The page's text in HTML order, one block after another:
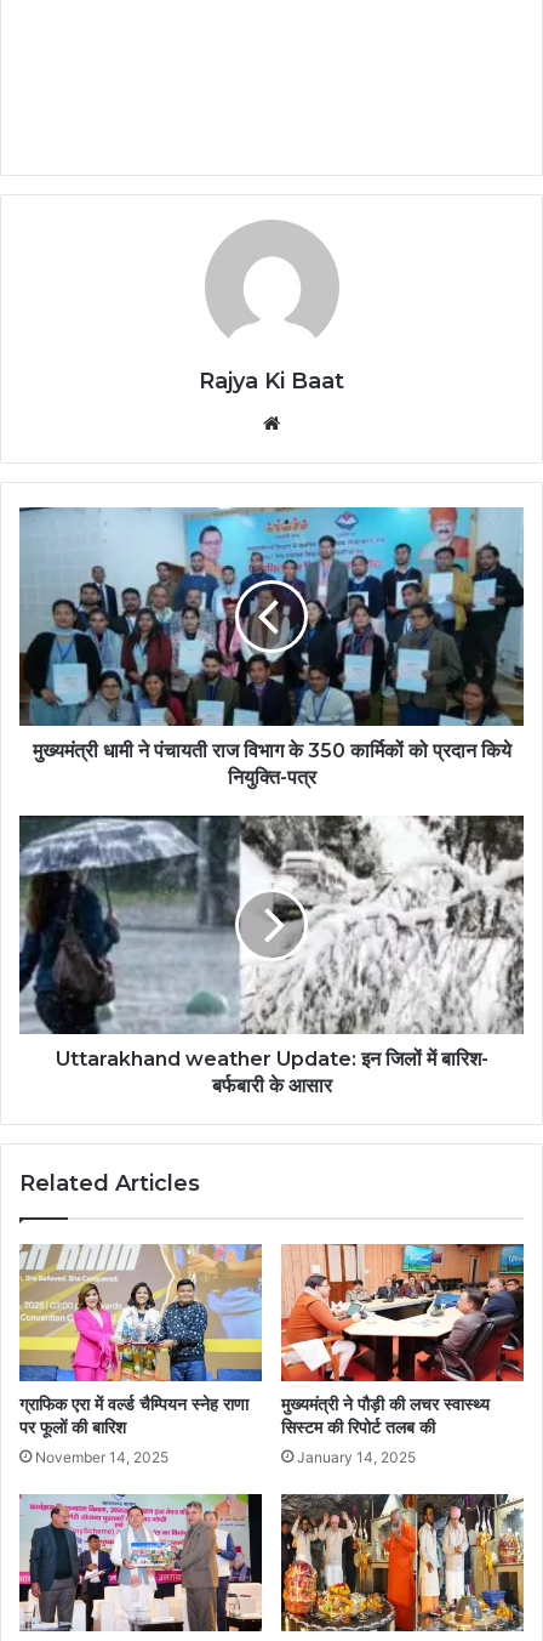
Rajya Ki Baat
मुख्यमंत्री धामी ने पंचायती राज विभाग के 350 कार्मिकों को प्रदान किये
नियुक्ति-पत्र
Uttarakhand weather Update: इन जिलों में बारिश-
बर्फबारी के आसार
Related Articles
ग्राफिक एरा में वर्ल्ड चैम्पियन स्नेह राणा
पर फूलों की बारिश
November 14, 2025
मुख्यमंत्री ने पौड़ी की लचर स्वास्थ्य
सिस्टम की रिपोर्ट तलब की
January 14, 2025